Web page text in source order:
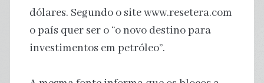
dólares. Segundo o site www.resetera.com
o país quer ser o “o novo destino para
investimentos em petróleo”.